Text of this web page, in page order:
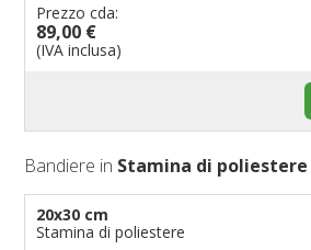
Prezzo cda:
89,00 €
(IVA inclusa)
Bandiere in Stamina di poliestere
20x30 cm
Stamina di poliestere